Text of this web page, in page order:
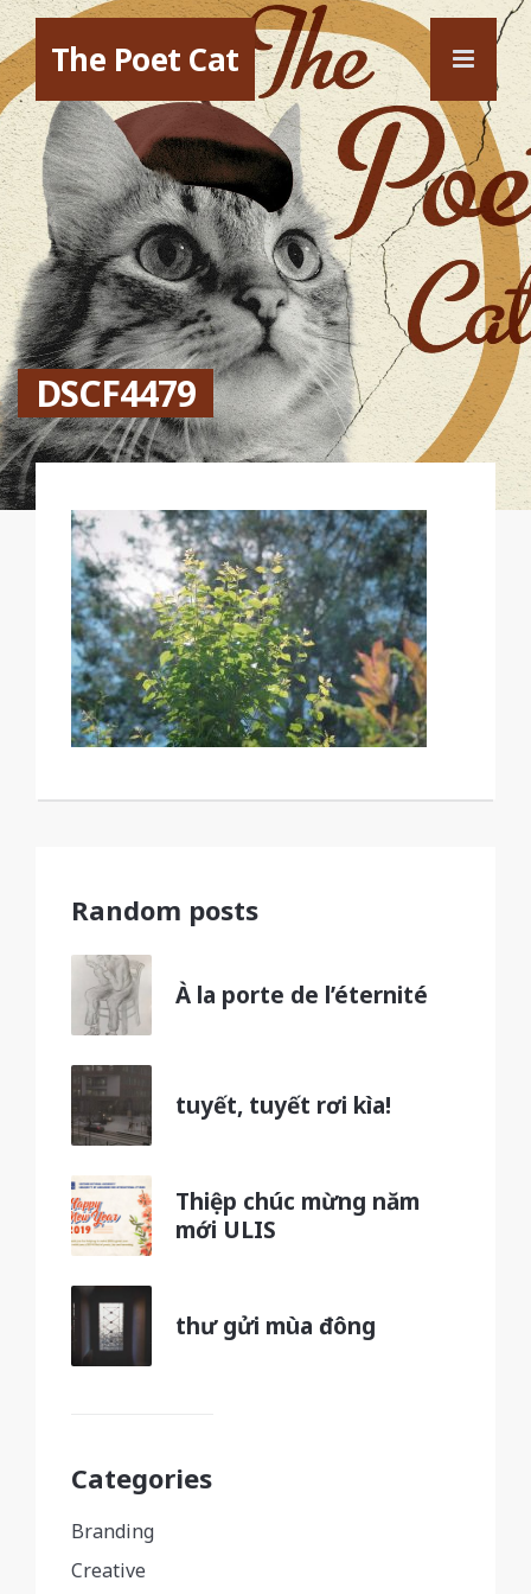
The Poet Cat
DSCF4479
Random posts
À la porte de l’éternité
tuyết, tuyết rơi kìa!
Thiệp chúc mừng năm
mới ULIS
thư gửi mùa đông
Categories
Branding
Creative